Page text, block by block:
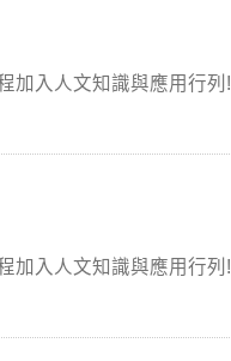
加入人文知識與應用行列!
加入人文知識與應用行列!